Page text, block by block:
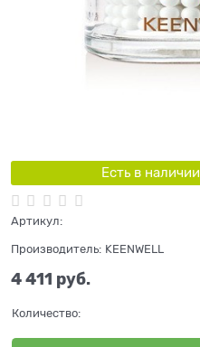
Есть в наличии
Артикул:
Производитель: KEENWELL
4 411 руб.
Количество: